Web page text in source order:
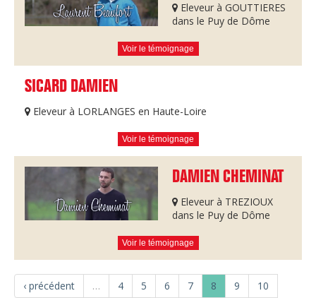
Eleveur à GOUTTIERES
dans le Puy de Dôme
Voir le témoignage
SICARD DAMIEN
Eleveur à LORLANGES en Haute-Loire
Voir le témoignage
DAMIEN CHEMINAT
Eleveur à TREZIOUX
dans le Puy de Dôme
Voir le témoignage
‹ précédent … 4 5 6 7 8 9
10